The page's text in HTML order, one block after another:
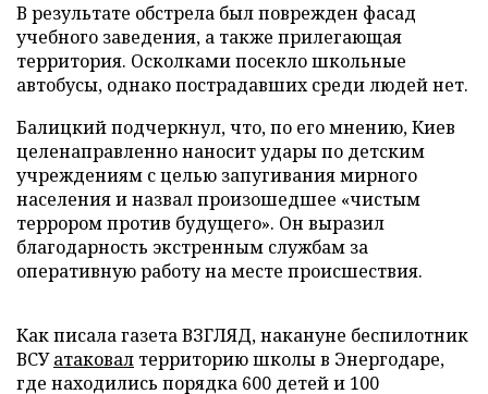
В результате обстрела был поврежден фасад
учебного заведения, а также прилегающая
территория. Осколками посекло школьные
автобусы, однако пострадавших среди людей нет.
Балицкий подчеркнул, что, по его мнению, Киев
целенаправленно наносит удары по детским
учреждениям с целью запугивания мирного
населения и назвал произошедшее «чистым
террором против будущего». Он выразил
благодарность экстренным службам за
оперативную работу на месте происшествия.
Как писала газета ВЗГЛЯД, накануне беспилотник
ВСУатаковал территорию школы в Энергодаре,
где находились порядка 600 детей и 100